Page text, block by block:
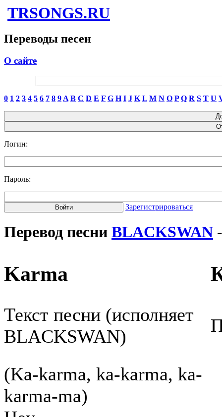
TRSONGS.RU
Переводы песен
О сайте
0 1 2 3 4 5 6 7 8 9 A B C D E F G H I J K L M N O P Q R S T U
Логин:
Пароль:
Зарегистрироваться
Перевод песни BLACKSWAN
Karma
Текст песни (исполняет
BLACKSWAN)
(Ka-karma, ka-karma, ka-
karma-ma)